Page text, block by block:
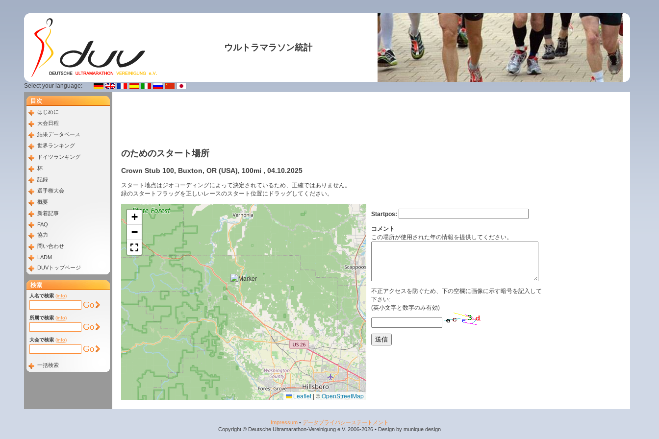
ウルトラマラソン統計
Select your language:
目次
はじめに
大会日程
結果データベース
世界ランキング
ドイツランキング
杯
記録
選手権大会
概要
新着記事
FAQ
協力
問い合わせ
LADM
DUVトップページ
検索
人名で検索 (info)
所属で検索 (info)
大会で検索 (info)
一括検索
のためのスタート場所
Crown Stub 100, Buxton, OR (USA), 100mi , 04.10.2025
スタート地点はジオコーディングによって決定されているため、正確ではありません。
緑のスタートフラッグを正しいレースのスタート位置にドラッグしてください。
+
−
Leaflet | ©OpenStreetMap
Startpos:
コメント
この場所が使用された年の情報を提供してください。
不正アクセスを防ぐため、下の空欄に画像に示す暗号を記入して
下さい:
(英小文字と数字のみ有効)
Impressum• データプライバシーステートメント
Copyright © Deutsche Ultramarathon-Vereinigung e.V. 2006-2026 • Design by munique design